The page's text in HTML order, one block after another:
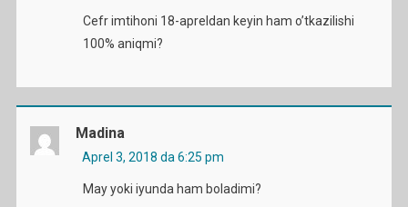
Cefr imtihoni 18-apreldan keyin ham o’tkazilishi
100% aniqmi?
Madina
Aprel 3, 2018 da 6:25 pm
May yoki iyunda ham boladimi?